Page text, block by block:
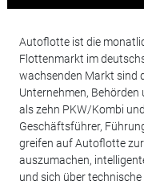
Autoflotte ist die
Flottenmarkt im
wachsenden Markt sind
Unternehmen,
als zehn PKW/Kombi
Geschäftsführer,
greifen auf Autoflotte
auszumachen,
und sich über